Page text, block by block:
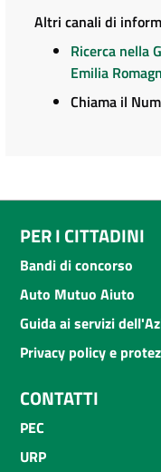
Altri canali di
Ricerca nella
Emilia
Chiama il
PER I CITTADINI
Bandi di concorso
Auto Mutuo Aiuto
Guida ai servizi
Privacy policy e
CONTATTI
PEC
URP